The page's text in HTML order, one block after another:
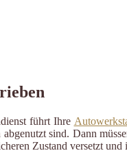
führt Ihre
sind. Dann
Zustand versetzt